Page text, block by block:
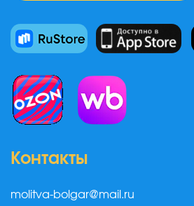
Контакты
molitva-bolgar@mail.ru